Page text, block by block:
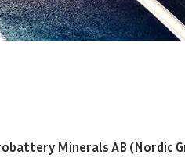
Minerals AB (Nordic